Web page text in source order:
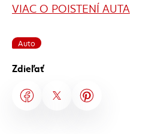
Zdieľať
VIAC O POISTENÍ AUTA
Auto